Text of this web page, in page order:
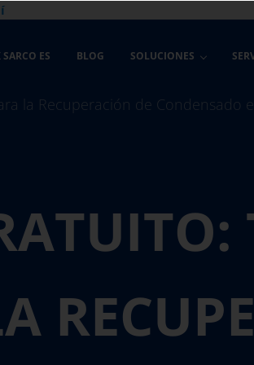
ES BLOG SOLUCIONES